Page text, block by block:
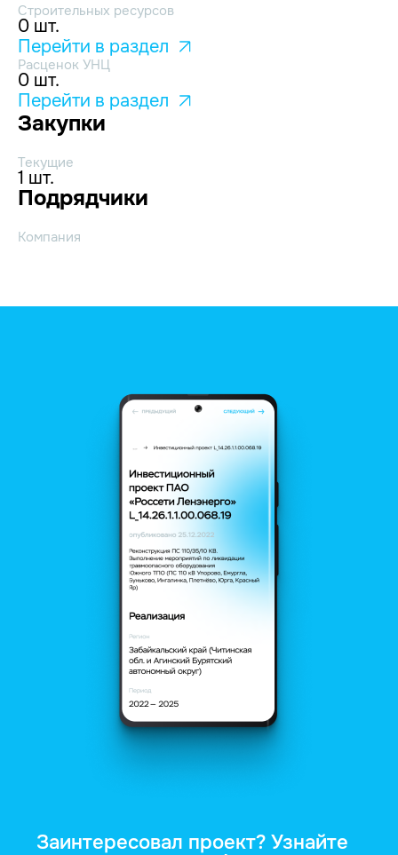
Строительных ресурсов
0 шт.
Перейти в раздел
Расценок УНЦ
0 шт.
Перейти в раздел
Закупки
Текущие
1 шт.
Подрядчики
Компания
Заинтересовал проект? Узнайте